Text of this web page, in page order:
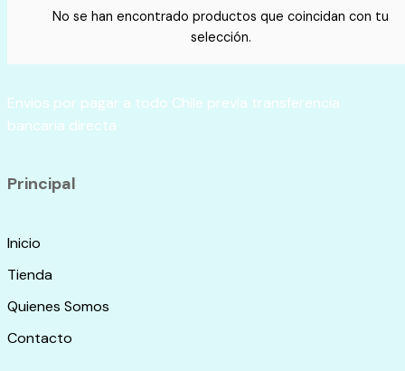
No se han encontrado productos que coincidan con tu
selección.
Envios por pagar a todo Chile previa transferencia
bancaria directa
Principal
Inicio
Tienda
Quienes Somos
Contacto